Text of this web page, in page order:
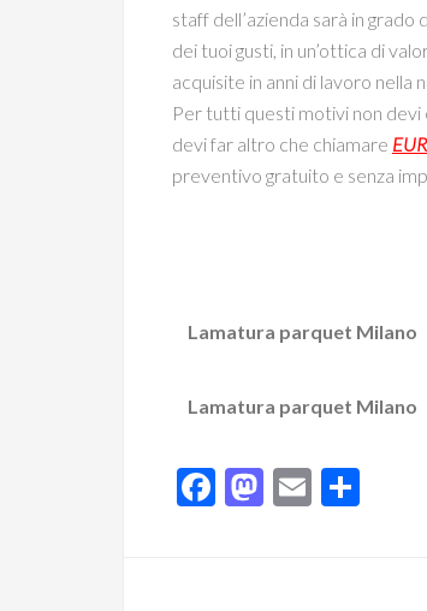
staff dell’azienda sarà in
dei tuoi gusti, in un’ottica di
acquisite in anni di lavoro nella
Per tutti questi motivi non
devi far altro che chiamare
preventivo gratuito e senza
Lamatura parquet Milano
Lamatura parquet Milano
Facebook
Mastodon
Email